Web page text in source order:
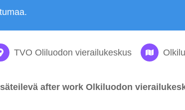
TVO Oliluodon vierailukeskus
after work Olkiluodon